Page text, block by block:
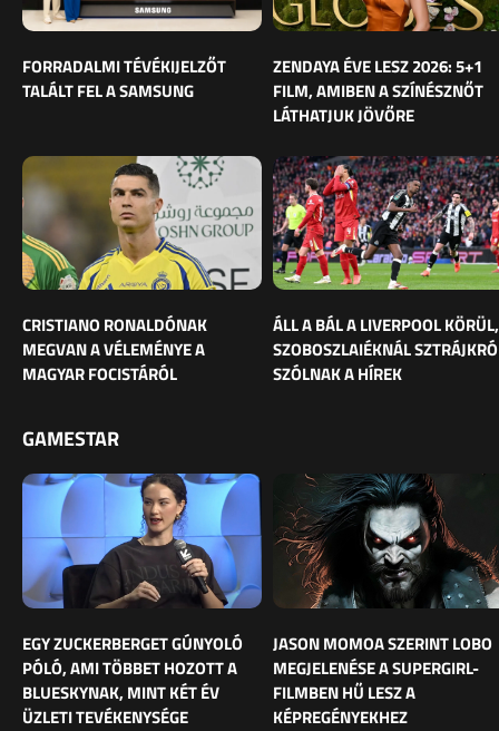
FORRADALMI TÉVÉKIJELZŐT
TALÁLT FEL A SAMSUNG
ZENDAYA ÉVE LESZ 2026: 5+1
FILM, AMIBEN A SZÍNÉSZNŐT
LÁTHATJUK JÖVŐRE
CRISTIANO RONALDÓNAK
MEGVAN A VÉLEMÉNYE A
MAGYAR FOCISTÁRÓL
ÁLL A BÁL A LIVERPOOL KÖRÜL,
SZOBOSZLAIÉKNÁL
SZÓLNAK A HÍREK
GAMESTAR
EGY ZUCKERBERGET GÚNYOLÓ
PÓLÓ, AMI TÖBBET HOZOTT A
BLUESKYNAK, MINT KÉT ÉV
ÜZLETI TEVÉKENYSÉGE
JASON MOMOA SZERINT LOBO
MEGJELENÉSE A SUPERGIRL-
FILMBEN HŰ LESZ A
KÉPREGÉNYEKHEZ